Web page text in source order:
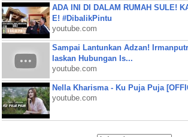
ADA INI DI DALAM RUMAH SULE!
E! #DibalikPintu
youtube.com
Sampai Lantunkan Adzan!
laskan Hubungan Is...
youtube.com
Nella Kharisma - Ku Puja Puja
youtube.com